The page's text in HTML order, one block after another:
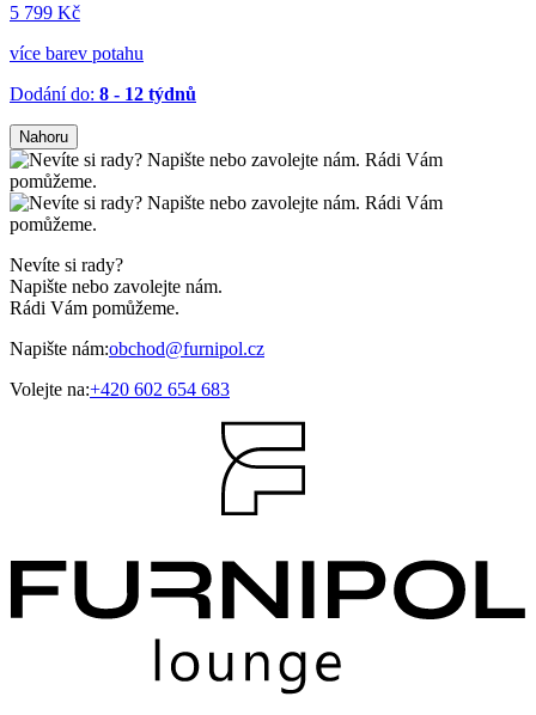
5 799 Kč
více barev potahu
Dodání do: 8 - 12 týdnů
Nahoru
Nevíte si rady?
Napište nebo zavolejte nám.
Rádi Vám pomůžeme.
Napište nám:obchod@furnipol.cz
Volejte na:+420 602 654 683